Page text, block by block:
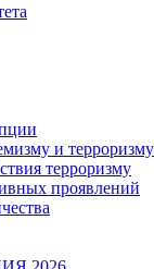
и терроризму
терроризму
проявлений